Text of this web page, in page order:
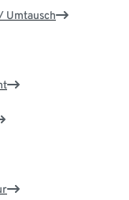
Umtausch